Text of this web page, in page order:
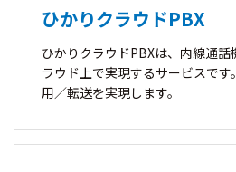
ひかりクラウドPBX
ひかりクラウドPBXは、内線通話
ラウド上で実現するサービスで
用／転送を実現します。